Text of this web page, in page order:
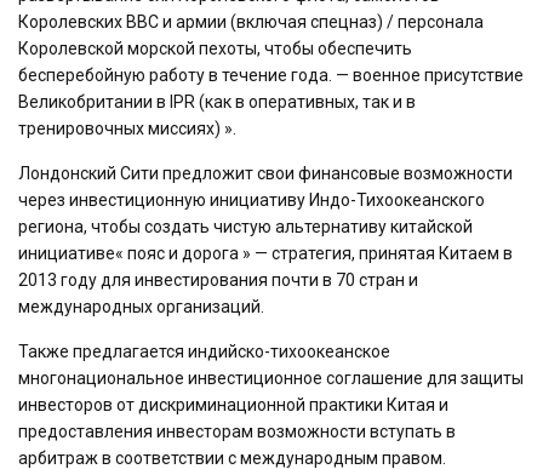
Королевских ВВС и армии (включая спецназ) / персонала
Королевской морской пехоты, чтобы обеспечить
бесперебойную работу в течение года. — военное присутствие
Великобритании в IPR (как в оперативных, так и в
тренировочных миссиях) ».
Лондонский Сити предложит свои финансовые возможности
через инвестиционную инициативу Индо-Тихоокеанского
региона, чтобы создать чистую альтернативу китайской
инициативе« пояс и дорога » — стратегия, принятая Китаем в
2013 году для инвестирования почти в 70 стран и
международных организаций.
Также предлагается индийско-тихоокеанское
многонациональное инвестиционное соглашение для защиты
инвесторов от дискриминационной практики Китая и
предоставления инвесторам возможности вступать в
арбитраж в соответствии с международным правом.